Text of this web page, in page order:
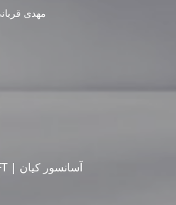
مهدی
آسانسور کیان | KIAN_LIFT